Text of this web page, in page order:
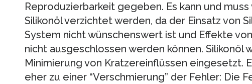
Reproduzierbarkeit gegeben. Es kann und
Silikonöl verzichtet werden, da der Einsatz von
System nicht wünschenswert ist und Effekte
nicht ausgeschlossen werden können. Silikonöl
Minimierung von Kratzereinflüssen eingesetzt.
eher zu einer “Verschmierung” der Fehler: Die